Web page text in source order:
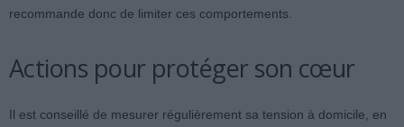
recommande donc de limiter ces comportements.
Actions pour protéger son cœur
Il est conseillé de mesurer régulièrement sa tension à domicile, en